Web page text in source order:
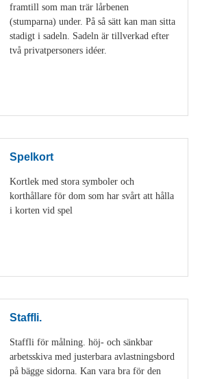
framtill som man trär lårbenen
(stumparna) under. På så sätt kan man sitta
stadigt i sadeln. Sadeln är tillverkad efter
två privatpersoners idéer.
Spelkort
Kortlek med stora symboler och
korthållare för dom som har svårt att hålla
i korten vid spel
Staffli.
Staffli för målning. höj- och sänkbar
arbetsskiva med justerbara avlastningsbord
på bägge sidorna. Kan vara bra för den